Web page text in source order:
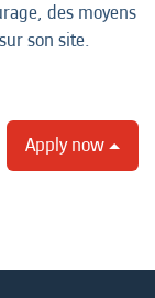
des moyens
son site.
Apply now